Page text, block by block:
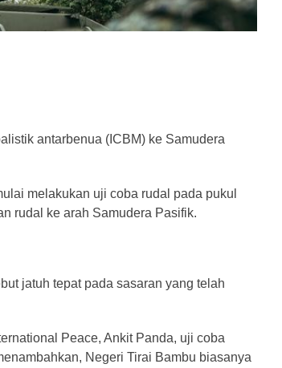
antarbenua (ICBM) ke Samudera
melakukan uji coba rudal pada pukul
rudal ke arah Samudera Pasifik.
jatuh tepat pada sasaran yang telah
Peace, Ankit Panda, uji coba
Negeri Tirai Bambu biasanya